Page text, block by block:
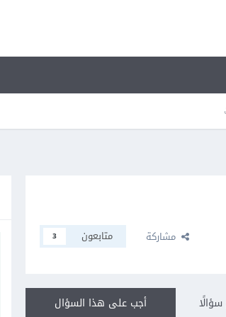
مشاركة متابعون 3
أجب على هذا السؤال